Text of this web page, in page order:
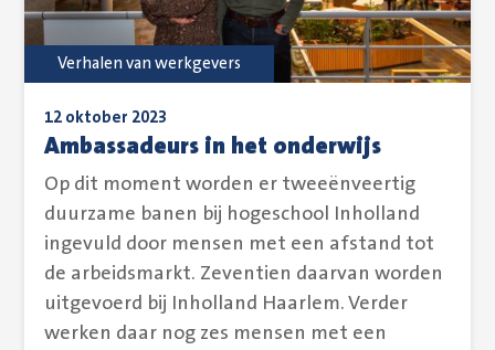
Ambassadeurs in het onderwijs
12 oktober 2023
Op dit moment worden er tweeënveertig
duurzame banen bij hogeschool Inholland
ingevuld door mensen met een afstand tot
de arbeidsmarkt. Zeventien daarvan worden
uitgevoerd bij Inholland Haarlem. Verder
werken daar nog zes mensen met een
Verhalen van werkgevers